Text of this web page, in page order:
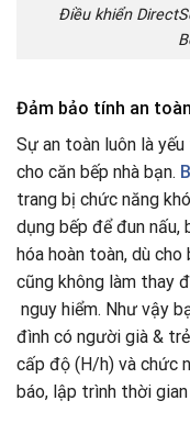
Điều khiển
Đảm bảo tính an
Sự an toàn luôn là
cho căn bếp nhà bạn.
trang bị chức năng
dụng bếp để đun
hóa hoàn toàn, dù
cũng không làm thay
nguy hiểm. Như vậy
đình có người già &
cấp độ (H/h) và chức
báo, lập trình thời gian